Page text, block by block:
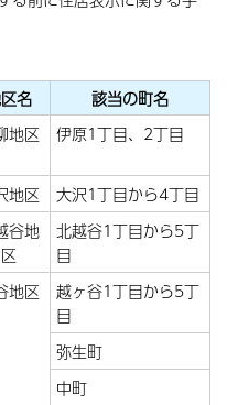
名
該当の町名
地区 伊原1丁目、2丁目
地区
大沢1丁目から4丁目
谷地
区
北越谷1丁目から5丁
目
地区
越ヶ谷1丁目から5丁
目
弥生町
中町